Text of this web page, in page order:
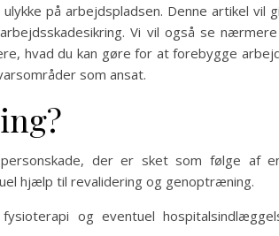
på arbejdspladsen. Denne artikel vil
Vi vil også se
hvad du kan gøre for at forebygge
som ansat.
der er sket som følge af
hjælp til revalidering og genoptræning.
og eventuel